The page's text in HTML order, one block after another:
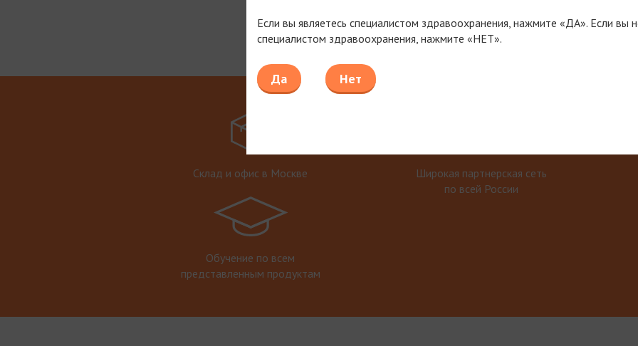
Мы работаем только с компаниями, имеющими
Склад и офис в Москве
Широкая партнерская сеть
по всей России
Обучение по всем
представленным продуктам
Если вы являетесь специалистом здравоохранения, нажмите «ДА». Если вы
специалистом здравоохранения, нажмите «НЕТ».
Да Нет